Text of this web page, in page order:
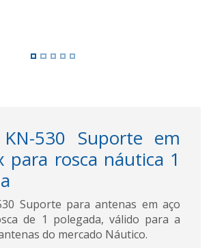
KN-530 Suporte em
para rosca náutica 1
Suporte para antenas em aço
de 1 polegada, válido para a
do mercado Náutico.